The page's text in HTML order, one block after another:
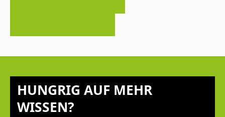
HUNGRIG AUF MEHR
WISSEN?